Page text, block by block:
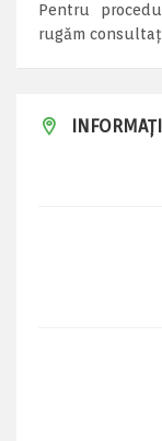
Pentru
rugăm